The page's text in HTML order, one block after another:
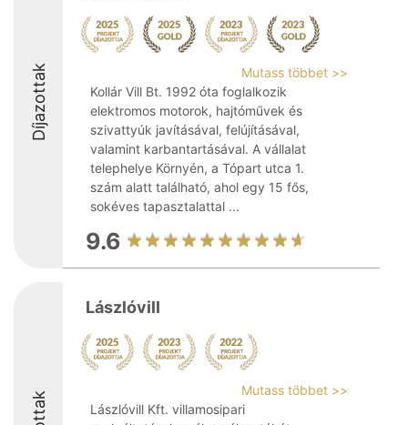
Díjazottak
Mutass többet >>
Kollár Vill Bt. 1992 óta foglalkozik
elektromos motorok, hajtóművek és
szivattyúk javításával, felújításával,
valamint karbantartásával. A vállalat
telephelye Környén, a Tópart utca 1.
szám alatt található, ahol egy 15 fős,
sokéves tapasztalattal ...
9.6
Lászlóvill
Mutass többet >>
Lászlóvill Kft. villamosipari